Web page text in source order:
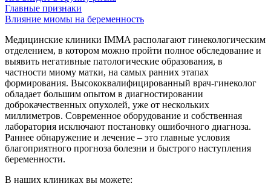
Главные признаки
Влияние миомы на беременность
Медицинские клиники IMMA располагают гинекологическим
отделением, в котором можно пройти полное обследование и
выявить негативные патологические образования, в
частности миому матки, на самых ранних этапах
формирования. Высококвалифицированный врач-гинеколог
обладает большим опытом в диагностировании
доброкачественных опухолей, уже от нескольких
миллиметров. Современное оборудование и собственная
лаборатория исключают постановку ошибочного диагноза.
Раннее обнаружение и лечение – это главные условия
благоприятного прогноза болезни и быстрого наступления
беременности.
В наших клиниках вы можете: